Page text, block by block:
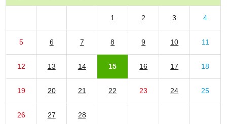
1 2 3 4
5 6 7 8 9 10 11
12 13 14 15 16 17 18
19 20 21 22 23 24 25
26 27 28